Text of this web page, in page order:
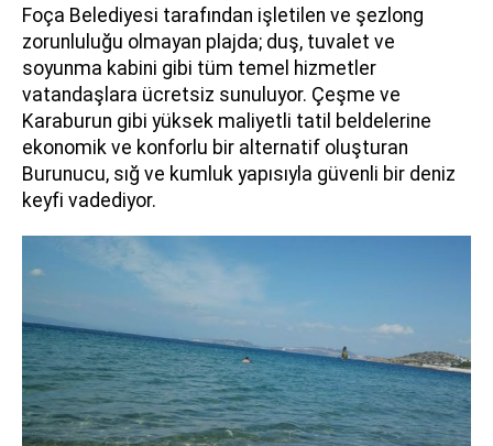
Foça Belediyesi tarafından işletilen ve şezlong
zorunluluğu olmayan plajda; duş, tuvalet ve
soyunma kabini gibi tüm temel hizmetler
vatandaşlara ücretsiz sunuluyor. Çeşme ve
Karaburun gibi yüksek maliyetli tatil beldelerine
ekonomik ve konforlu bir alternatif oluşturan
Burunucu, sığ ve kumluk yapısıyla güvenli bir deniz
keyfi vadediyor.